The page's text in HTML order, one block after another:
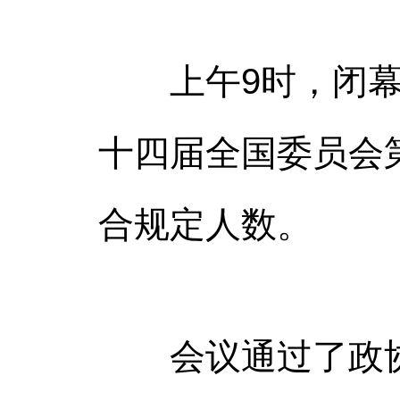
上午9时，闭幕
十四届全国委员会
合规定人数。
会议通过了政协